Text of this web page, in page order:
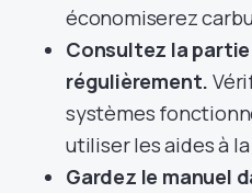
économiserez
Consultez la
régulièrement.
systèmes
utiliser les aides à
Gardez le manuel